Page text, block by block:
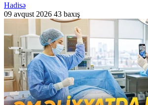
Hadisə
09 avqust 2026 43 baxış